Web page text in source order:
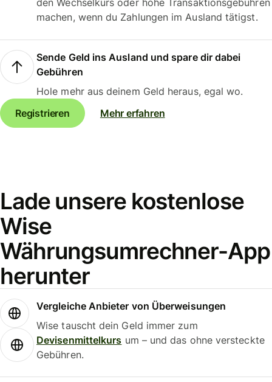
den Wechselkurs oder hohe Transaktionsgebühren
machen, wenn du Zahlungen im Ausland tätigst.
Sende Geld ins Ausland und spare dir dabei
Gebühren
Hole mehr aus deinem Geld heraus, egal wo.
Registrieren
Mehr erfahren
Lade unsere kostenlose
Wise
Währungsumrechner-App
herunter
Vergleiche Anbieter von Überweisungen
Wise tauscht dein Geld immer zum
Devisenmittelkurs um – und das ohne versteckte
Gebühren.